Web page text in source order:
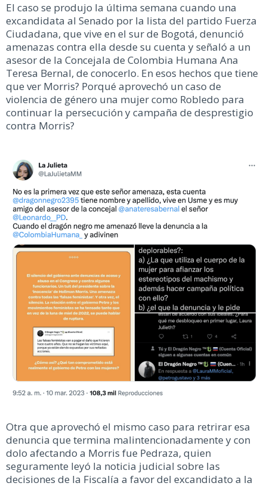
El caso se produjo la última semana cuando una
excandidata al Senado por la lista del partido Fuerza
Ciudadana, que vive en el sur de Bogotá, denunció
amenazas contra ella desde su cuenta y señaló a un
asesor de la Concejala de Colombia Humana Ana
Teresa Bernal, de conocerlo. En esos hechos que tiene
que ver Morris? Porqué aprovechó un caso de
violencia de género una mujer como Robledo para
continuar la persecución y campaña de desprestigio
contra Morris?
Otra que aprovechó el mismo caso para retrirar esa
denuncia que termina malintencionadamente y con
dolo afectando a Morris fue Pedraza, quien
seguramente leyó la noticia judicial sobre las
decisiones de la Fiscalía a favor del excandidato a la